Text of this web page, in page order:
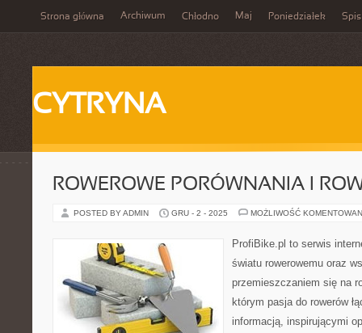
Strona główna Archiwum Chłodno Maj Poniedziałek Spis
CYTRYNA
ROWEROWE PORÓWNANIA I
POSTED BY ADMIN GRU - 2 - 2025 MOŻLIWOŚĆ
ProfiBike.pl to serwis
światu rowerowemu oraz
przemieszczaniem się na
którym pasja do rowerów
informacją, inspirującymi